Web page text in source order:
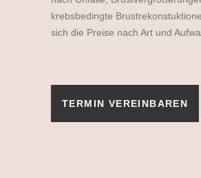
krebsbedingte
sich die Preise nach Art und
TERMIN VEREINBAREN